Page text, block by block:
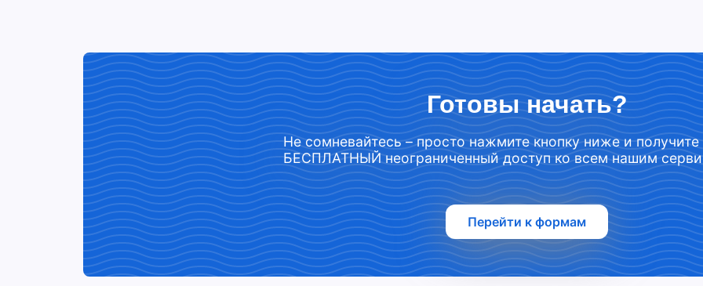
Готовы начать?
Не сомневайтесь – просто нажмите кнопку ниже и получите
БЕСПЛАТНЫЙ неограниченный доступ ко всем нашим
Перейти к формам